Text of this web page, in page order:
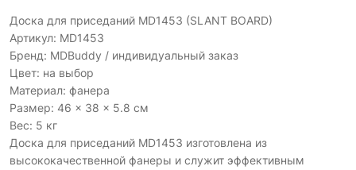
Доска для приседаний MD1453 (SLANT BOARD)
Артикул: MD1453
Бренд: MDBuddy / индивидуальный заказ
Цвет: на выбор
Материал: фанера
Размер: 46 × 38 × 5.8 см
Вес: 5 кг
Доска для приседаний MD1453 изготовлена из
высококачественной фанеры и служит эффективным